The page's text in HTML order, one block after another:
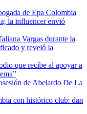
de Epa Colombia
la influencer envió
Vargas durante la
y reveló la
que recibe al apoyar a
de Abelardo De La
con histórico club: dan